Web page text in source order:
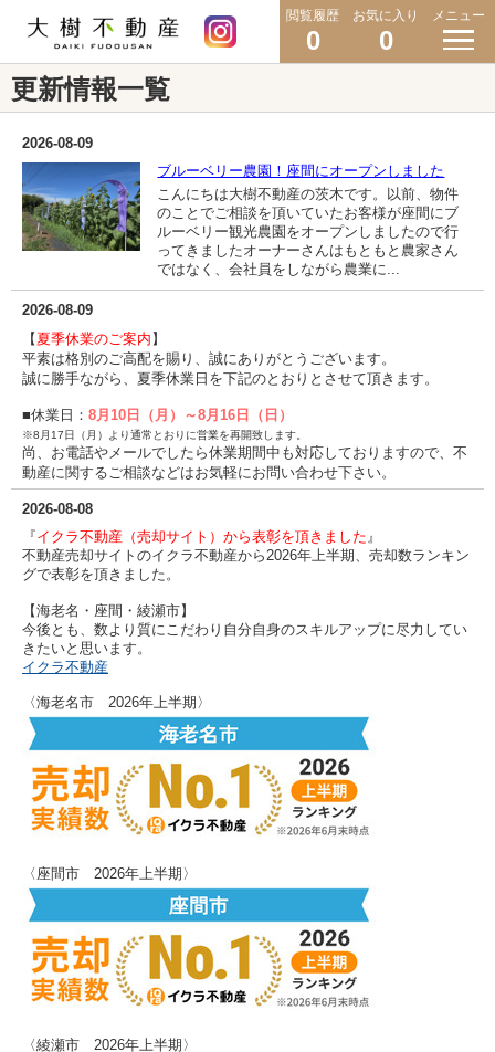
閲覧履歴
0
お気に入り
0
メニュー
更新情報一覧
2026-08-09
ブルーベリー農園！座間にオープンしました
こんにちは大樹不動産の茨木です。以前、物件
のことでご相談を頂いていたお客様が座間にブ
ルーベリー観光農園をオープンしましたので行
ってきましたオーナーさんはもともと農家さん
ではなく、会社員をしながら農業に...
2026-08-09
【夏季休業のご案内】
平素は格別のご高配を賜り、誠にありがとうございます。
誠に勝手ながら、夏季休業日を下記のとおりとさせて頂きます。
■休業日： 8月10日（月）～8月16日（日）
※8月17日（月）より通常とおりに営業を再開致します。
尚、お電話やメールでしたら休業期間中も対応しておりますので、不
動産に関するご相談などはお気軽にお問い合わせ下さい。
2026-08-08
『イクラ不動産（売却サイト）から表彰を頂きました 』
不動産売却サイトのイクラ不動産から2026年上半期、売却数ランキン
グで表彰を頂きました。
【海老名・座間・綾瀬市】
今後とも、数より質にこだわり自分自身のスキルアップに尽力してい
きたいと思います。
イクラ不動産
〈海老名市 2026年上半期〉
〈座間市 2026年上半期〉
〈綾瀬市 2026年上半期〉